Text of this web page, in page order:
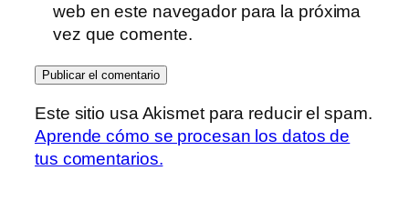
web en este navegador para la próxima
vez que comente.
Este sitio usa Akismet para reducir el spam.
Aprende cómo se procesan los datos de
tus comentarios.